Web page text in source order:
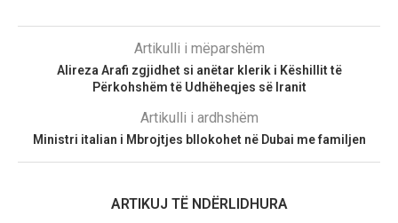
Artikulli i mëparshëm
Alireza Arafi zgjidhet si anëtar klerik i Këshillit të
Përkohshëm të Udhëheqjes së Iranit
Artikulli i ardhshëm
Ministri italian i Mbrojtjes bllokohet në Dubai me familjen
ARTIKUJ TË NDËRLIDHURA